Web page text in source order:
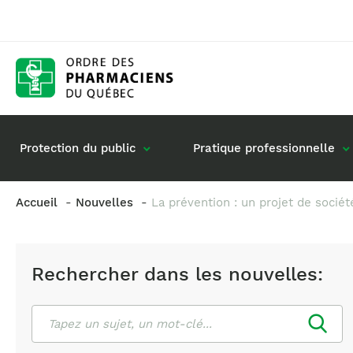
Protection du public
Vos questions :
Pratique professionnelle
Exercice en société
Commande de matériel
Accueil Nouvelles La prévention : un projet de
Rechercher dans les nouvelles: